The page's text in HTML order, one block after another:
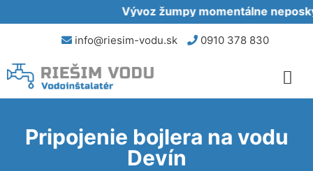
Vývoz žumpy momentálne
info@riesim-vodu.sk 0910 378 830
Pripojenie bojlera na vodu
Devín